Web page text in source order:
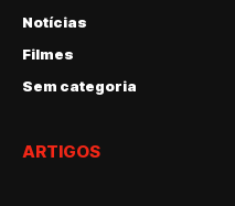
Notícias
Filmes
Sem categoria
ARTIGOS